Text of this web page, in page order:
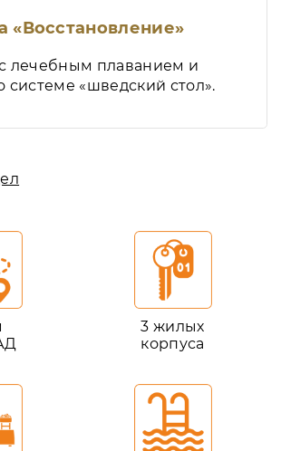
«Восстановление»
лечебным плаванием и
системе «шведский стол».
3 жилых
корпуса